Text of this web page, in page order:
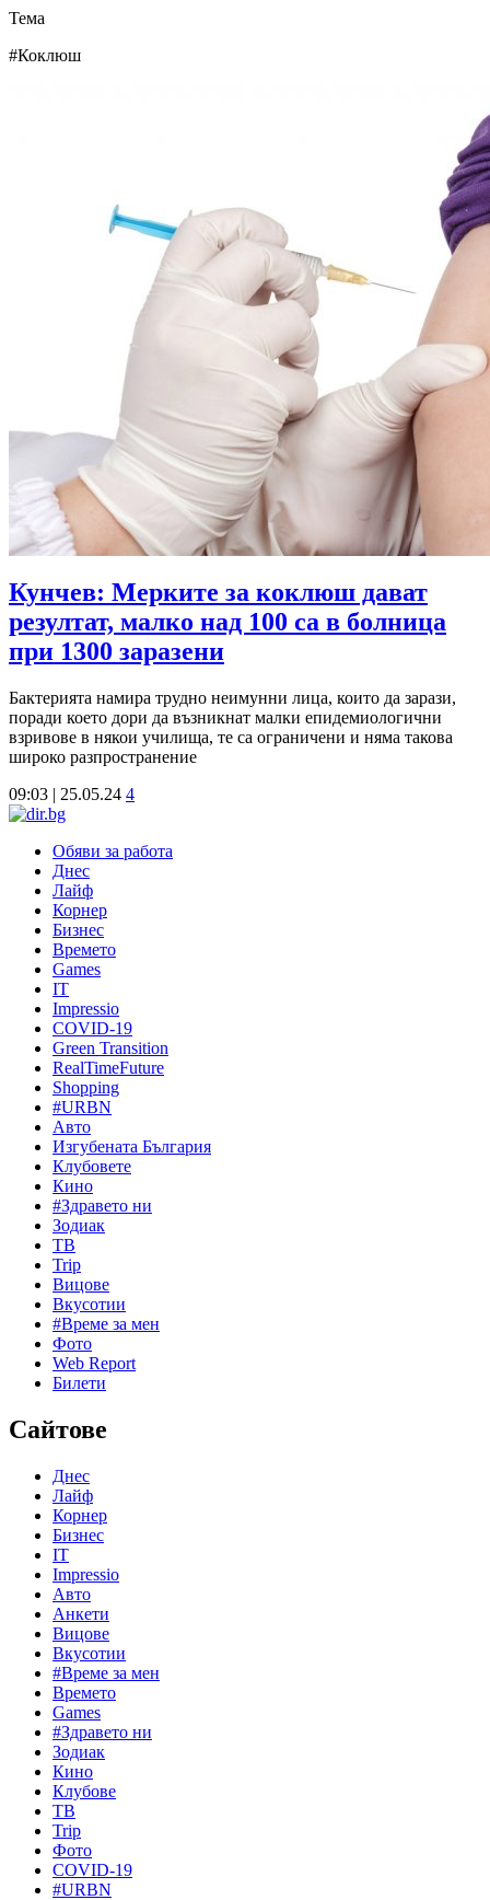
Тема
#Коклюш
Кунчев: Мерките за коклюш дават
резултат, малко над 100 са в болница
при 1300 заразени
Бактерията намира трудно неимунни лица, които да зарази,
поради което дори да възникнат малки епидемиологични
взривове в някои училища, те са ограничени и няма такова
широко разпространение
09:03 | 25.05.24 4
Обяви за работа
Днес
Лайф
Корнер
Бизнес
Времето
Games
IT
Impressio
COVID-19
Green Transition
RealTimeFuture
Shopping
#URBN
Авто
Изгубената България
Клубовете
Кино
#Здравето ни
Зодиак
ТВ
Trip
Вицове
Вкусотии
#Време за мен
Фото
Web Report
Билети
Сайтове
Днес
Лайф
Корнер
Бизнес
IT
Impressio
Авто
Анкети
Вицове
Вкусотии
#Време за мен
Времето
Games
#Здравето ни
Зодиак
Кино
Клубове
ТВ
Trip
Фото
COVID-19
#URBN